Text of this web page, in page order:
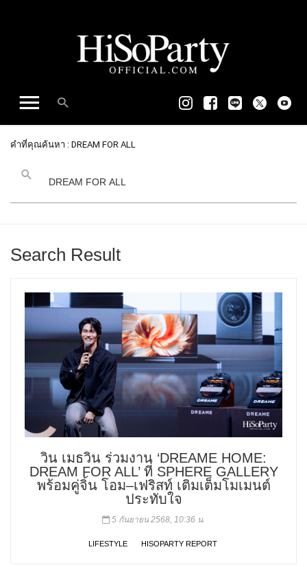
คำที่คุณค้นหา : DREAM FOR ALL
Search Result
วิน เมธวิน ร่วมงาน ‘DREAME HOME:
DREAM FOR ALL’ ที่ SPHERE GALLERY
พร้อมคู่จิ้น โอม–เฟริสท์ เติมเต็มโมเมนต์
ประทับใจ
5 กันยายน 2568, 10:36 น.
LIFESTYLE HISOPARTY REPORT